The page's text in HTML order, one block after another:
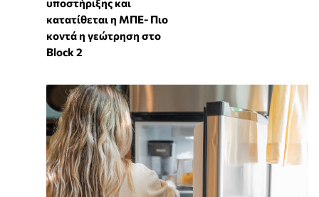
υποστήριξης και
κατατίθεται η ΜΠΕ- Πιο
κοντά η γεώτρηση στο
Block 2